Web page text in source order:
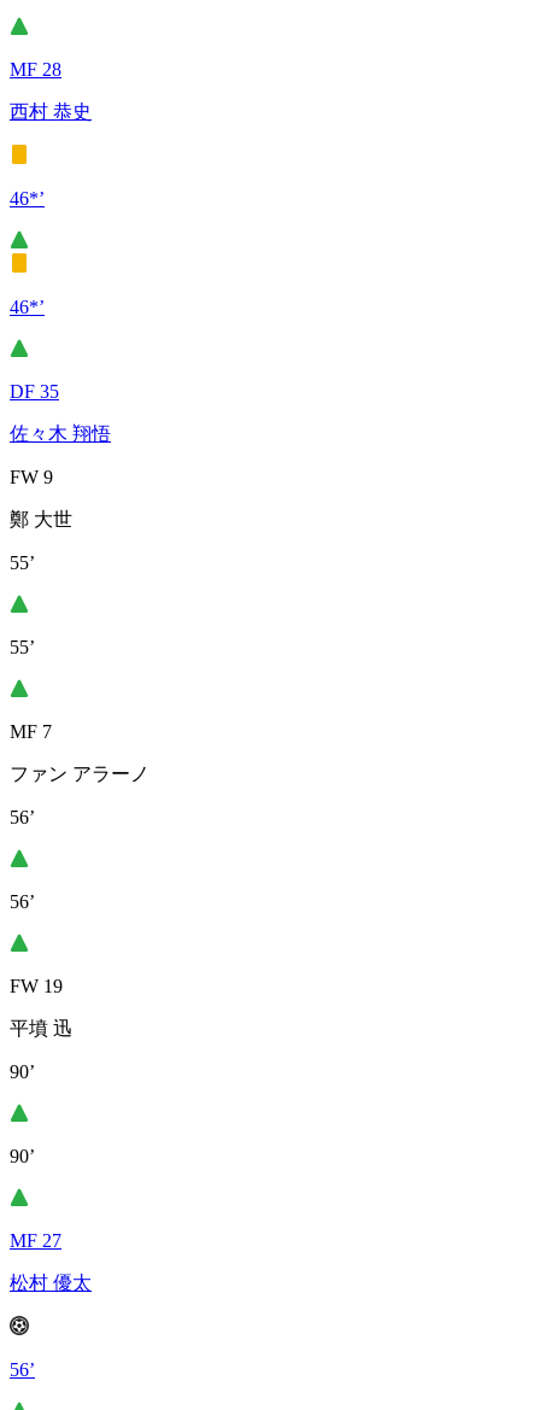
MF 28
西村 恭史
46*’
46*’
DF 35
佐々木 翔悟
FW 9
鄭 大世
55’
55’
MF 7
ファン アラーノ
56’
56’
FW 19
平墳 迅
90’
90’
MF 27
松村 優太
56’